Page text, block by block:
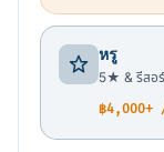
หรู
5★ & รีสอ
฿4,000+